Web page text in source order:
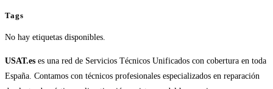
Tags
No hay etiquetas disponibles.
USAT.es es una red de Servicios Técnicos Unificados con cobertura en toda
España. Contamos con técnicos profesionales especializados en reparación